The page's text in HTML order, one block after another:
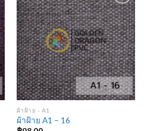
Add to
Wishlist
ผ้าฝ้าย - A1
ผ้าฝ้าย A1 – 16